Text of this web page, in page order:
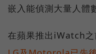
嵌入能偵測大量人體
在蘋果推出iWatch之